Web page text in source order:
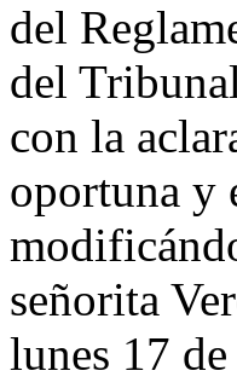
del
del
con la
oportuna y
señorita
lunes 17